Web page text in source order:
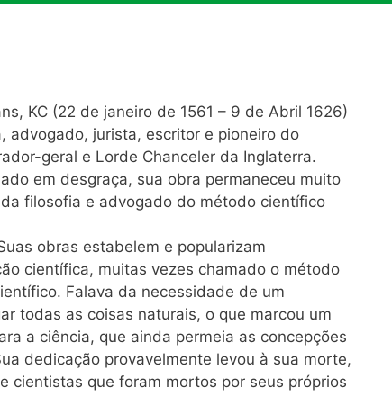
KC (22 de janeiro de 1561 – 9 de Abril 1626)
advogado, jurista, escritor e pioneiro do
geral e Lorde Chanceler da Inglaterra.
em desgraça, sua obra permaneceu muito
filosofia e advogado do método científico
obras estabelem e popularizam
científica, muitas vezes chamado o método
Falava da necessidade de um
todas as coisas naturais, o que marcou um
a ciência, que ainda permeia as concepções
dedicação provavelmente levou à sua morte,
cientistas que foram mortos por seus próprios